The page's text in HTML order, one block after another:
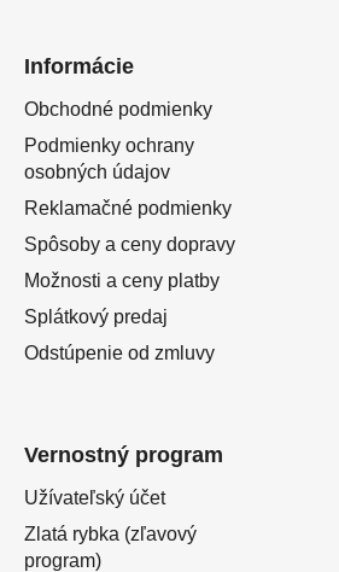
Informácie
Obchodné podmienky
Podmienky ochrany
osobných údajov
Reklamačné podmienky
Spôsoby a ceny dopravy
Možnosti a ceny platby
Splátkový predaj
Odstúpenie od zmluvy
Vernostný program
Užívateľský účet
Zlatá rybka (zľavový
program)